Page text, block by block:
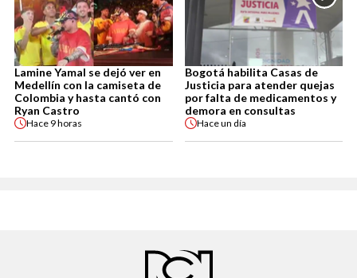
Lamine Yamal se dejó ver en
Medellín con la camiseta de
Colombia y hasta cantó con
Ryan Castro
Hace 9 horas
Bogotá habilita Casas de
Justicia para atender quejas
por falta de medicamentos y
demora en consultas
Haceun día